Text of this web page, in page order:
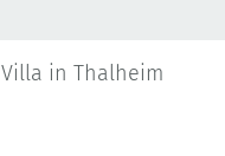
Villa in Thalheim